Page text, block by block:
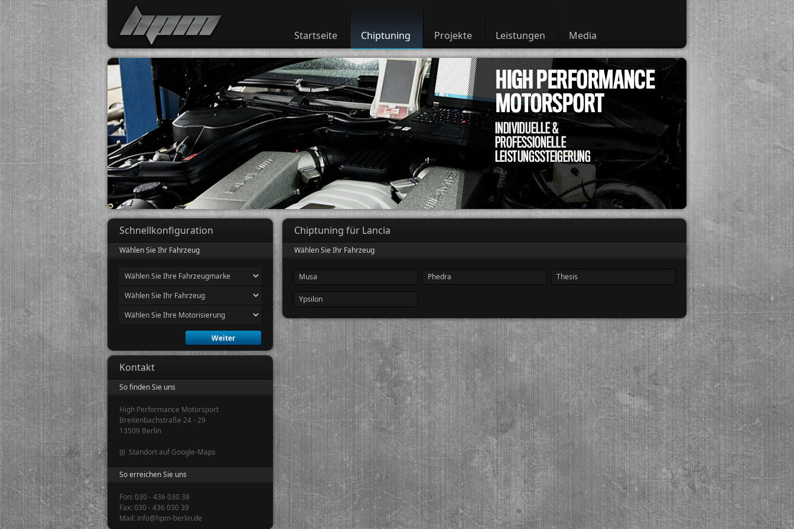
Startseite Chiptuning Projekte Leistungen Media
Chiptuning für Lancia
Wählen Sie Ihr Fahrzeug
Musa Phedra Thesis
Ypsilon
Schnellkonfiguration
Wählen Sie Ihr Fahrzeug
Kontakt
So finden Sie uns
High Performance Motorsport
Breitenbachstraße 24 - 29
13509 Berlin
Standort auf Google-Maps
So erreichen Sie uns
Fon: 030 - 436 030 38
Fax: 030 - 436 030 39
Mail: info@hpm-berlin.de